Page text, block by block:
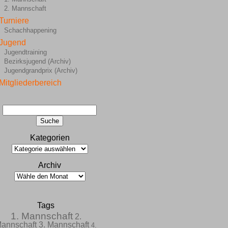
2. Mannschaft
Schachhappening
Jugendtraining
Bezirksjugend (Archiv)
Jugendgrandprix (Archiv)
Mitgliederbereich
Kategorien
Archiv
Tags
1. Mannschaft 2.
3. Mannschaft 4.